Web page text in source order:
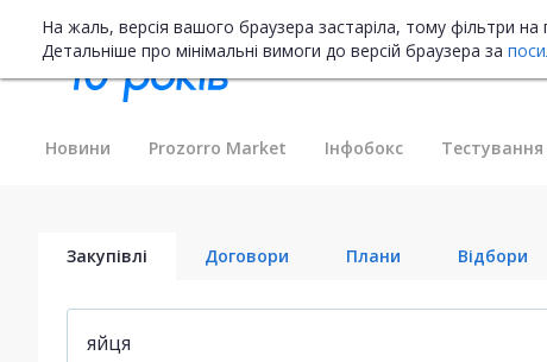
На жаль, версія вашого браузера застаріла, тому фільтри
Детальніше про мінімальні вимоги до версій браузера за
Новини Prozorro Market Інфобокс
Закупівлі Договори Плани Відбори